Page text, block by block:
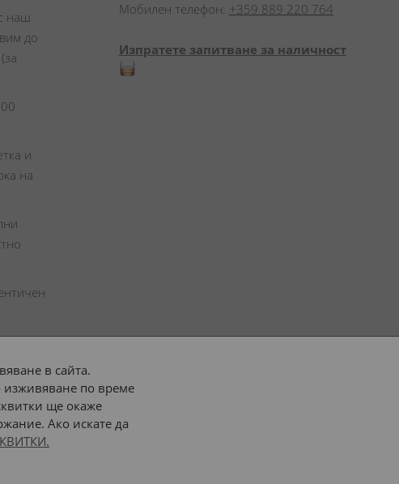
наш
до
и
на
Мобилен телефон: +359 889 220 764
Изпратете запитване за наличност
или наш транспорт
в сайта.
изживяване по време
ще окаже
Ако искате да